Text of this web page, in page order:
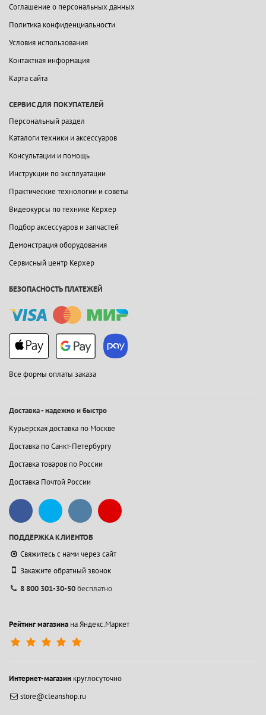
Соглашение о персональных данных
Политика конфиденциальности
Условия использования
Контактная информация
Карта сайта
СЕРВИС ДЛЯ ПОКУПАТЕЛЕЙ
Персональный раздел
Каталоги техники и аксессуаров
Консультации и помощь
Инструкции по эксплуатации
Практические технологии и советы
Видеокурсы по технике Керхер
Подбор аксессуаров и запчастей
Демонстрация оборудования
Сервисный центр Керхер
БЕЗОПАСНОСТЬ ПЛАТЕЖЕЙ
Все формы оплаты заказа
Доставка - надежно и быстро
Курьерская доставка по Москве
Доставка по Санкт-Петербургу
Доставка товаров по России
Доставка Почтой России
ПОДДЕРЖКА КЛИЕНТОВ
Свяжитесь с нами через сайт
Закажите обратный звонок
8 800 301-30-50бесплатно
Рейтинг магазина на Яндекс.Маркет
Интернет-магазин круглосуточно
store@cleanshop.ru